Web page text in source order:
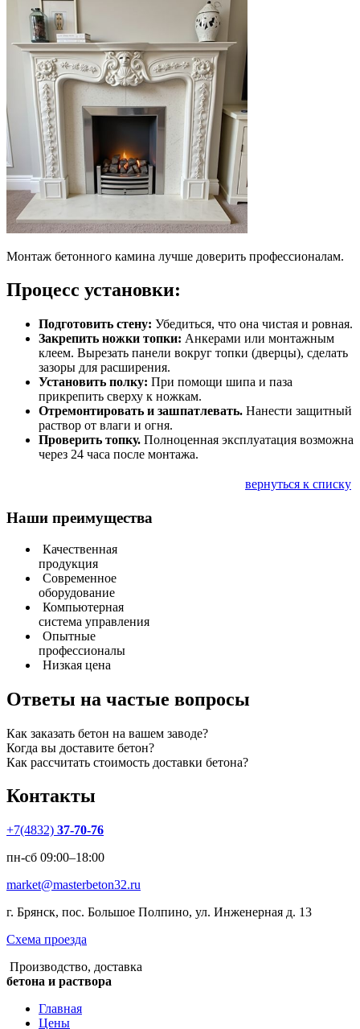
Монтаж бетонного камина лучше доверить профессионалам.
Процесс установки:
Подготовить стену: Убедиться, что она чистая и ровная.
Закрепить ножки топки: Анкерами или монтажным
клеем. Вырезать панели вокруг топки (дверцы), сделать
зазоры для расширения.
Установить полку: При помощи шипа и паза
прикрепить сверху к ножкам.
Отремонтировать и зашпатлевать. Нанести защитный
раствор от влаги и огня.
Проверить топку. Полноценная эксплуатация возможна
через 24 часа после монтажа.
вернуться к списку
Наши преимущества
Качественная
продукция
Современное
оборудование
Компьютерная
система управления
Опытные
профессионалы
Низкая цена
Ответы на частые вопросы
Как заказать бетон на вашем заводе?
Когда вы доставите бетон?
Как рассчитать стоимость доставки бетона?
Контакты
+7(4832) 37-70-76
пн-сб 09:00–18:00
market@masterbeton32.ru
г. Брянск, пос. Большое Полпино, ул. Инженерная д. 13
Схема проезда
Производство, доставка
бетона и раствора
Главная
Цены